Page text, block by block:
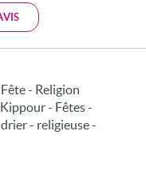
- Religion
- Fêtes -
- religieuse -